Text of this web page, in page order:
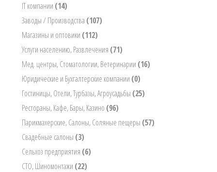
IT компании (14)
Заводы / Производства (107)
Магазины и оптовики (112)
Услуги населению, Развлечения (71)
Мед. центры, Стоматологии, Ветеринарии (16)
Юридические и Бухгалтерские компании (0)
Гостиницы, Отели, Турбазы, Агроусадьбы (25)
Рестораны, Кафе, Бары, Казино (96)
Парикмахерские, Салоны, Соляные пещеры (57)
Свадебные салоны (3)
Сельхоз предприятия (6)
СТО, Шиномонтажи (22)